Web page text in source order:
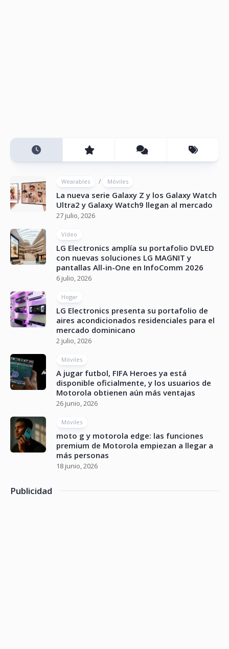
Wearables / Móviles
La nueva serie Galaxy Z y los Galaxy Watch
Ultra2 y Galaxy Watch9 llegan al mercado
27 julio, 2026
Vídeo
LG Electronics amplía su portafolio DVLED
con nuevas soluciones LG MAGNIT y
pantallas All-in-One en InfoComm 2026
6 julio, 2026
Hogar
LG Electronics presenta su portafolio de
aires acondicionados residenciales para el
mercado dominicano
2 julio, 2026
Móviles
A jugar futbol, FIFA Heroes ya está
disponible oficialmente, y los usuarios de
Motorola obtienen aún más ventajas
26 junio, 2026
Móviles
moto g y motorola edge: las funciones
premium de Motorola empiezan a llegar a
más personas
18 junio, 2026
Publicidad